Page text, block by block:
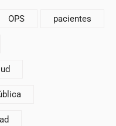
OPS pacientes